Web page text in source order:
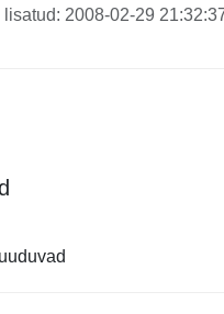
2008-02-29